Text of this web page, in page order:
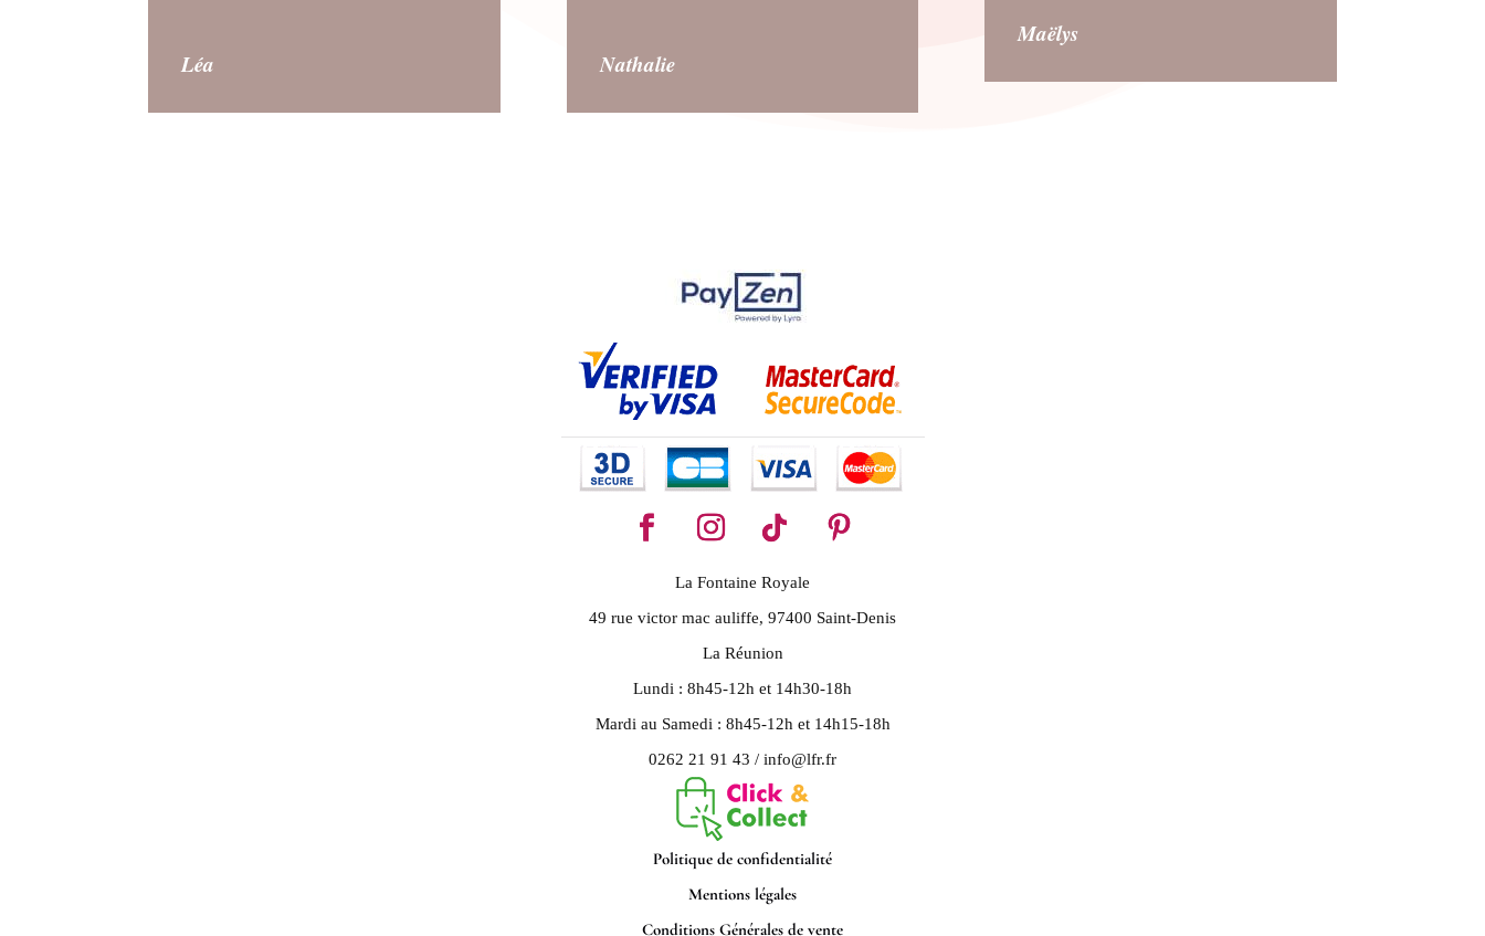
Léa Nathalie
Maëlys
La Fontaine Royale
49 rue victor mac auliffe, 97400 Saint-Denis
La Réunion
Lundi : 8h45-12h et 14h30-18h
Mardi au Samedi : 8h45-12h et 14h15-18h
0262 21 91 43 / info@lfr.fr
Politique de confidentialité
Mentions légales
Conditions Générales de vente